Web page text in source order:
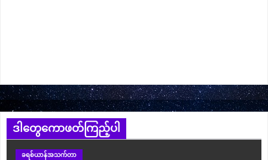
ဒါတွေကောဖတ်ကြည့်ပါ
ခရစ်ယာန်အသက်တာ